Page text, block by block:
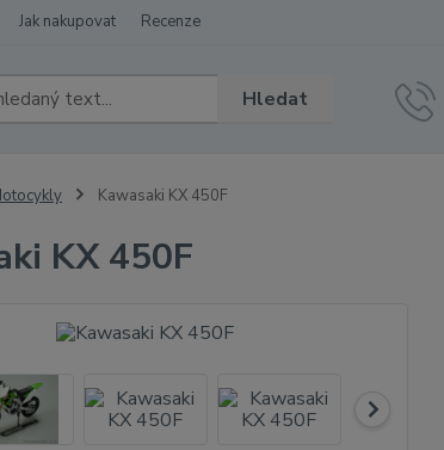
Jak nakupovat Recenze
Hledat
Kawasaki KX 450F
KX 450F